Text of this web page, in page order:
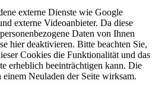
externe Dienste wie Google
externe Videoanbieter. Da diese
Daten von Ihnen
hier deaktivieren. Bitte beachten Sie,
Cookies die Funktionalität und das
erheblich beeinträchtigen kann. Die
Neuladen der Seite wirksam.